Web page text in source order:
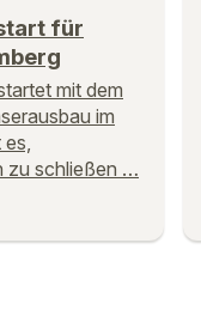
für
mit dem
im
zu schließen …